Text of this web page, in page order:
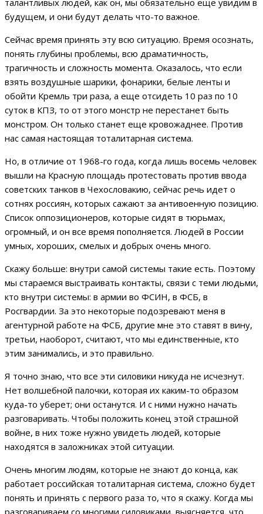
талантливых людей, как он, мы обязательно еще увидим в
будущем, и они будут делать что-то важное.
Сейчас время принять эту всю ситуацию. Время осознать,
понять глубины проблемы, всю драматичность,
трагичность и сложность момента. Оказалось, что если
взять воздушные шарики, фонарики, белые ленты и
обойти Кремль три раза, а еще отсидеть 10 раз по 10
суток в КПЗ, то от этого монстр не перестанет быть
монстром. Он только станет еще кровожаднее. Против
нас самая настоящая тоталитарная система.
Но, в отличие от 1968-го года, когда лишь восемь человек
вышли на Красную площадь протестовать против ввода
советских танков в Чехословакию, сейчас речь идет о
сотнях россиян, которых сажают за антивоенную позицию.
Список оппозиционеров, которые сидят в тюрьмах,
огромный, и он все время пополняется. Людей в России
умных, хороших, смелых и добрых очень много.
Скажу больше: внутри самой системы такие есть. Поэтому
мы стараемся выстраивать контакты, связи с теми людьми,
кто внутри системы: в армии во ФСИН, в ФСБ, в
Росгвардии. За это некоторые подозревают меня в
агентурной работе на ФСБ, другие мне это ставят в вину,
третьи, наоборот, считают, что мы единственные, кто
этим занимались, и это правильно.
Я точно знаю, что все эти силовики никуда не исчезнут.
Нет волшебной палочки, которая их каким-то образом
куда-то уберет; они останутся. И с ними нужно начать
разговаривать. Чтобы положить конец этой страшной
войне, в них тоже нужно увидеть людей, которые
находятся в заложниках этой ситуации.
Очень многим людям, которые не знают до конца, как
работает российская тоталитарная система, сложно будет
понять и принять с первого раза то, что я скажу. Когда мы